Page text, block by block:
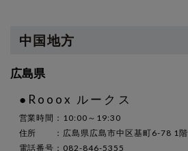
中国地方
広島県
●Rooox ルークス
営業時間：10:00～19:30
住所 ：広島県広島市中区基町6-78 1階
電話番号： 082-846-5355